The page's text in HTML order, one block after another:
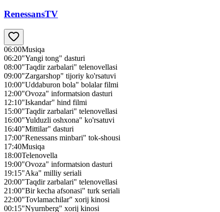
RenessansTV
06:00Musiqa
06:20"Yangi tong" dasturi
08:00"Taqdir zarbalari" telenovellasi
09:00"Zargarshop" tijoriy ko'rsatuvi
10:00"Uddaburon bola" bolalar filmi
12:00"Ovoza" informatsion dasturi
12:10"Iskandar" hind filmi
15:00"Taqdir zarbalari" telenovellasi
16:00"Yulduzli oshxona" ko'rsatuvi
16:40"Mittilar" dasturi
17:00"Renessans minbari" tok-shousi
17:40Musiqa
18:00Telenovella
19:00"Ovoza" informatsion dasturi
19:15"Aka" milliy seriali
20:00"Taqdir zarbalari" telenovellasi
21:00"Bir kecha afsonasi" turk seriali
22:00"Tovlamachilar" xorij kinosi
00:15"Nyurnberg" xorij kinosi